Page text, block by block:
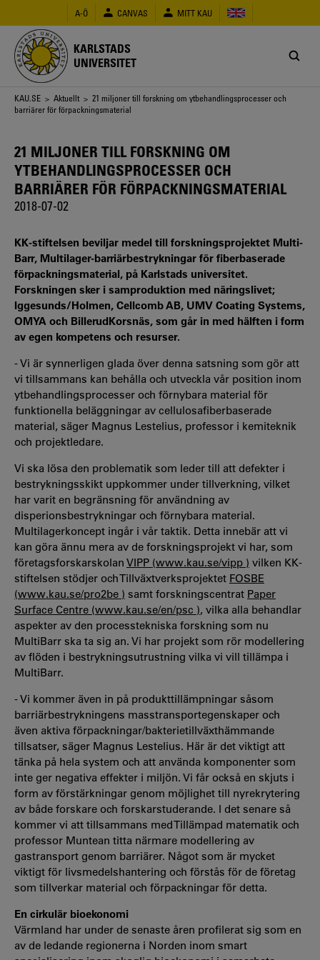
huvudinnehåll
A-Ö CANVAS MITT KAU
KARLSTADS
UNIVERSITET
Länkstig
KAU.SE > Aktuellt > 21 miljoner till forskning om ytbehandlingsprocesser och
barriärer för förpackningsmaterial
21 MILJONER TILL FORSKNING OM
YTBEHANDLINGSPROCESSER OCH
BARRIÄRER FÖR FÖRPACKNINGSMATERIAL
2018-07-02
KK-stiftelsen beviljar medel till forskningsprojektet Multi-
Barr, Multilager-barriärbestrykningar för fiberbaserade
förpackningsmaterial, på Karlstads universitet.
Forskningen sker i samproduktion med näringslivet;
Iggesunds/Holmen, Cellcomb AB, UMV Coating Systems,
OMYA och BillerudKorsnäs, som går in med hälften i form
av egen kompetens och resurser.
- Vi är synnerligen glada över denna satsning som gör att
vi tillsammans kan behålla och utveckla vår position inom
ytbehandlingsprocesser och förnybara material för
funktionella beläggningar av cellulosafiberbaserade
material, säger Magnus Lestelius, professor i kemiteknik
och projektledare.
Vi ska lösa den problematik som leder till att defekter i
bestrykningsskikt uppkommer under tillverkning, vilket
har varit en begränsning för användning av
disperionsbestrykningar och förnybara material.
Multilagerkoncept ingår i vår taktik. Detta innebär att vi
kan göra ännu mera av de forskningsprojekt vi har, som
företagsforskarskolan VIPP (www.kau.se/vipp ) vilken KK-
stiftelsen stödjer och Tillväxtverksprojektet FOSBE
(www.kau.se/pro2be ) samt forskningscentrat Paper
Surface Centre (www.kau.se/en/psc ), vilka alla behandlar
aspekter av den processtekniska forskning som nu
MultiBarr ska ta sig an. Vi har projekt som rör modellering
av flöden i bestrykningsutrustning vilka vi vill tillämpa i
MultiBarr.
- Vi kommer även in på produkttillämpningar såsom
barriärbestrykningens masstransportegenskaper och
även aktiva förpackningar/bakterietillväxthämmande
tillsatser, säger Magnus Lestelius. Här är det viktigt att
tänka på hela system och att använda komponenter som
inte ger negativa effekter i miljön. Vi får också en skjuts i
form av förstärkningar genom möjlighet till nyrekrytering
av både forskare och forskarstuderande. I det senare så
kommer vi att tillsammans med Tillämpad matematik och
professor Muntean titta närmare modellering av
gastransport genom barriärer. Något som är mycket
viktigt för livsmedelshantering och förstås för de företag
som tillverkar material och förpackningar för detta.
En cirkulär bioekonomi
Värmland har under de senaste åren profilerat sig som en
av de ledande regionerna i Norden inom smart